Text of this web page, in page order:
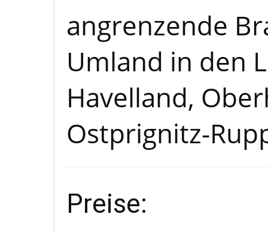
angrenzende
Umland in den
Havelland,
Ostprignitz-
Preise: